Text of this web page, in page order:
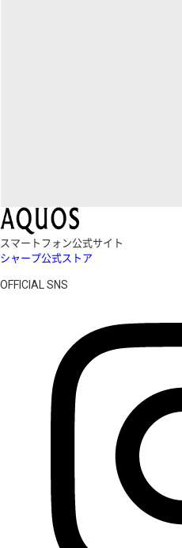
スマートフォン公式サイト
シャープ公式ストア
OFFICIAL SNS